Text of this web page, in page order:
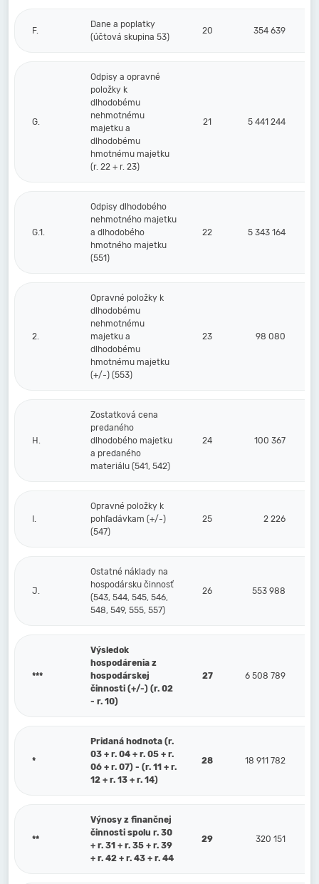
F.
Dane a poplatky
(účtová skupina 53)
20 354 639
G.
Odpisy a opravné
položky k
dlhodobému
nehmotnému
majetku a
dlhodobému
hmotnému majetku
(r. 22 + r. 23)
21 5 441 244
G.1.
Odpisy dlhodobého
nehmotného majetku
a dlhodobého
hmotného majetku
(551)
22 5 343 164
2.
Opravné položky k
dlhodobému
nehmotnému
majetku a
dlhodobému
hmotnému majetku
(+/-) (553)
23 98 080
H.
Zostatková cena
predaného
dlhodobého majetku
a predaného
materiálu (541, 542)
24 100 367
I.
Opravné položky k
pohľadávkam (+/-)
(547)
25 2 226
J.
Ostatné náklady na
hospodársku činnosť
(543, 544, 545, 546,
548, 549, 555, 557)
26 553 988
***
Výsledok
hospodárenia z
hospodárskej
činnosti (+/-) (r. 02
- r. 10)
27 6 508 789
*
Pridaná hodnota (r.
03 + r. 04 + r. 05 + r.
06 + r. 07) - (r. 11 + r.
12 + r. 13 + r. 14)
28 18 911 782
**
Výnosy z finančnej
činnosti spolu r. 30
+ r. 31 + r. 35 + r. 39
+ r. 42 + r. 43 + r. 44
29 320 151